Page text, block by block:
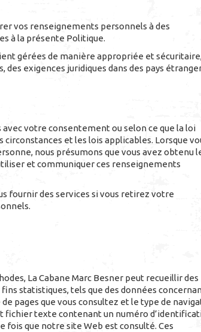
vos renseignements personnels à des
à la présente Politique.
gérées de manière appropriée et
exigences juridiques dans des pays
votre consentement ou selon ce que la loi
et les lois applicables. Lorsque
nous présumons que vous avez obtenu
et communiquer ces renseignements
fournir des services si vous retirez votre
La Cabane Marc Besner peut recueillir des
statistiques, tels que des données
pages que vous consultez et le type de
fichier texte contenant un numéro
fois que notre site Web est consulté. Ces